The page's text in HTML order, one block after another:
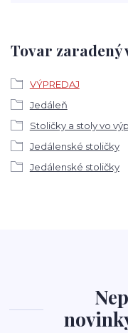
Tovar zaradený
VÝPREDAJ
Jedáleň
Stoličky a stoly vo
Jedálenské stoličky
Jedálenské stoličky